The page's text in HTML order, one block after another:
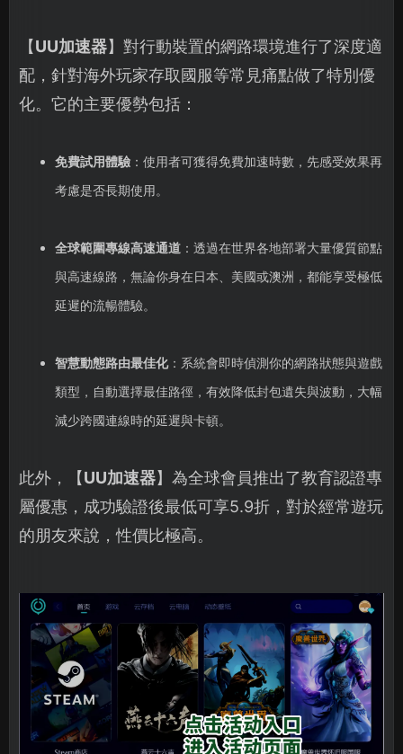
【UU加速器】對行動裝置的網路環境進行了深度適
配，針對海外玩家存取國服等常見痛點做了特別優
化。它的主要優勢包括：
免費試用體驗：使用者可獲得免費加速時數，先感受效果再
考慮是否長期使用。
全球範圍專線高速通道：透過在世界各地部署大量優質節點
與高速線路，無論你身在日本、美國或澳洲，都能享受極低
延遲的流暢體驗。
智慧動態路由最佳化：系統會即時偵測你的網路狀態與遊戲
類型，自動選擇最佳路徑，有效降低封包遺失與波動，大幅
減少跨國連線時的延遲與卡頓。
此外，【UU加速器】為全球會員推出了教育認證專
屬優惠，成功驗證後最低可享5.9折，對於經常遊玩
的朋友來說，性價比極高。